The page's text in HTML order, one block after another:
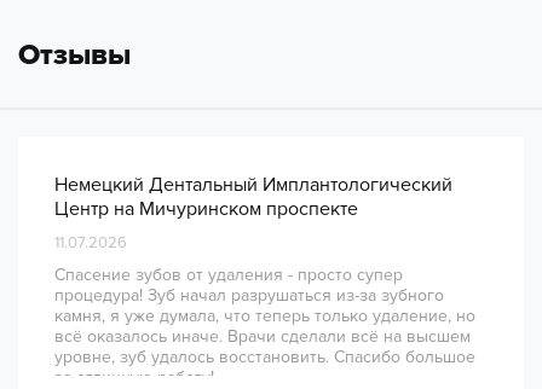
Отзывы
Немецкий Дентальный Имплантологический
Центр на Мичуринском проспекте
11.07.2026
Спасение зубов от удаления - просто супер
процедура! Зуб начал разрушаться из-за зубного
камня, я уже думала, что теперь только удаление, но
всё оказалось иначе. Врачи сделали всё на высшем
уровне, зуб удалось восстановить. Спасибо большое
за отличную работу!